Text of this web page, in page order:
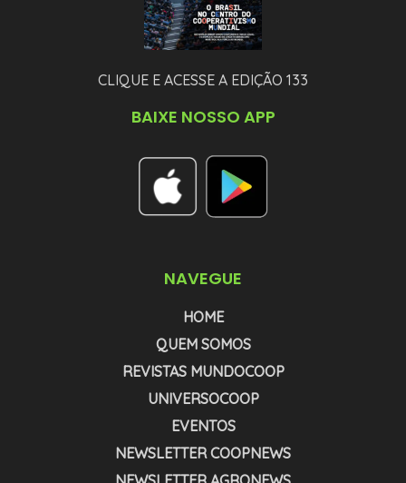
CLIQUE E ACESSE A EDIÇÃO 133
BAIXE NOSSO APP
NAVEGUE
HOME
QUEM SOMOS
REVISTAS MUNDOCOOP
UNIVERSOCOOP
EVENTOS
NEWSLETTER COOPNEWS